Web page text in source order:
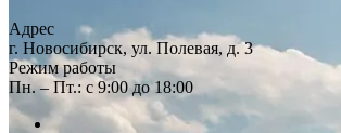
Адрес
г. Новосибирск, ул. Полевая, д. 3
Режим работы
Пн. – Пт.: с 9:00 до 18:00